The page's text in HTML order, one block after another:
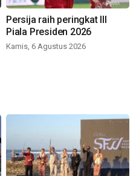
Persija raih peringkat III
Piala Presiden 2026
Kamis, 6 Agustus 2026